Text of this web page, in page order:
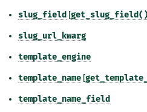
slug_field [get_slug_field()
slug_url_kwarg
template_engine
template_name [
template_name_field